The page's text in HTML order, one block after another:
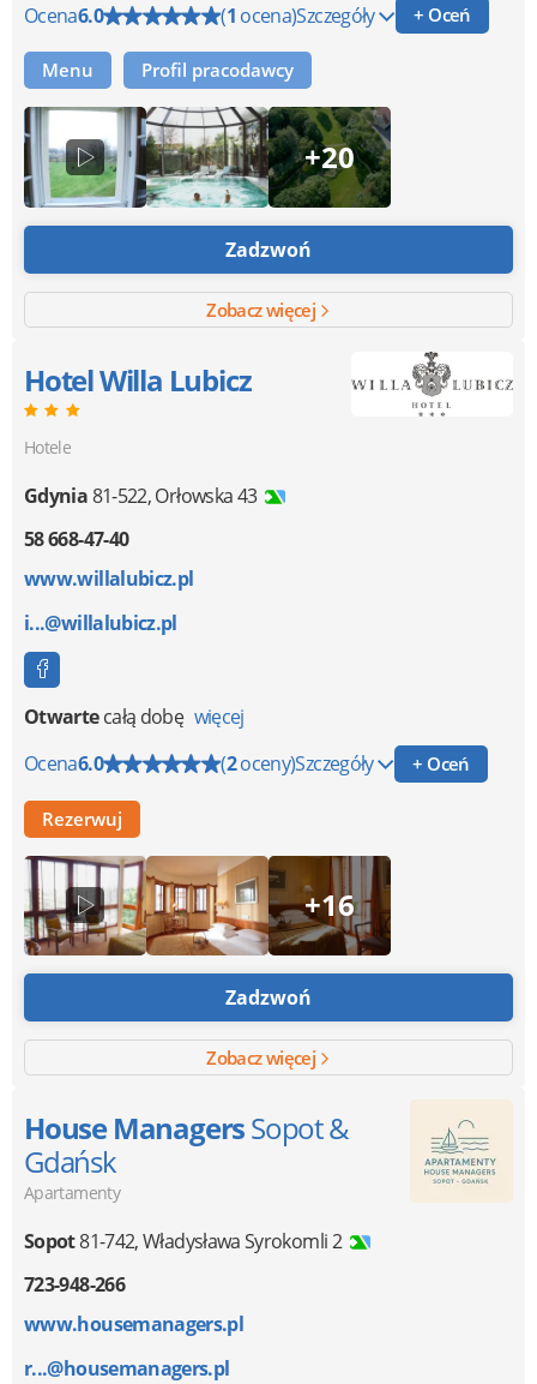
Ocena6.0 (1 ocena)Szczegóły + Oceń
Menu Profil pracodawcy
+20
Zadzwoń
Zobacz więcej
Hotel Willa Lubicz
Hotele
Gdynia81-522,Orłowska 43
58 668-47-40
www.willalubicz.pl
i...@willalubicz.pl
Otwartecałą dobę więcej
Ocena6.0 (2oceny)Szczegóły + Oceń
Rezerwuj
+16
Zadzwoń
Zobacz więcej
House ManagersSopot &
Gdańsk
Apartamenty
Sopot81-742,Władysława Syrokomli 2
723-948-266
www.housemanagers.pl
r...@housemanagers.pl